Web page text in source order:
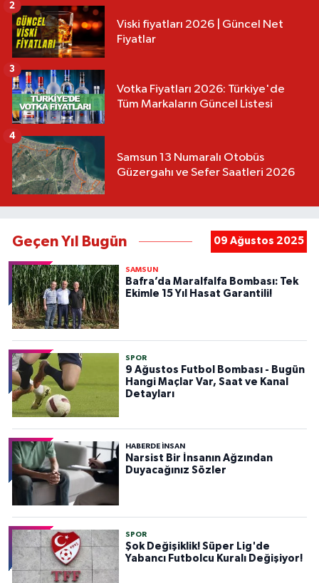
Viski fiyatları 2026 | Güncel Net
Fiyatlar
2
Votka Fiyatları 2026: Türkiye'de
Tüm Markaların Güncel Listesi
3
Samsun 13 Numaralı Otobüs
Güzergahı ve Sefer Saatleri 2026
4
Geçen Yıl Bugün 09 Ağustos 2025
SAMSUN
Bafra’da Maralfalfa Bombası: Tek
Ekimle 15 Yıl Hasat Garantili!
SPOR
9 Ağustos Futbol Bombası - Bugün
Hangi Maçlar Var, Saat ve Kanal
Detayları
HABERDE INSAN
Narsist Bir İnsanın Ağzından
Duyacağınız Sözler
SPOR
Şok Değişiklik! Süper Lig'de
Yabancı Futbolcu Kuralı Değişiyor!